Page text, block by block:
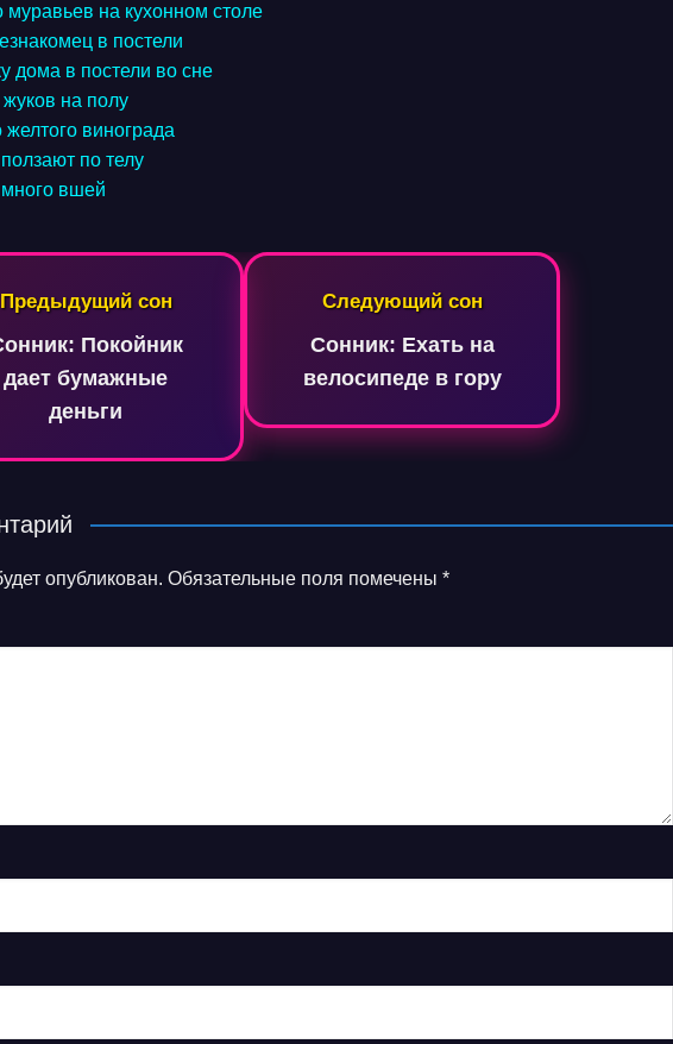
на кухонном столе
в постели
дома в постели во сне
на полу
желтого винограда
по телу
много вшей
Предыдущий сон
Покойник
дает бумажные
деньги
Следующий сон
Сонник: Ехать на
велосипеде в гору
опубликован. Обязательные поля помечены *